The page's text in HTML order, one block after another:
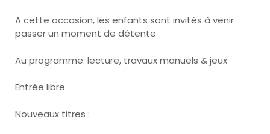
A cette occasion, les enfants sont invités à venir
passer un moment de détente
Au programme: lecture, travaux manuels & jeux
Entrée libre
Nouveaux titres :